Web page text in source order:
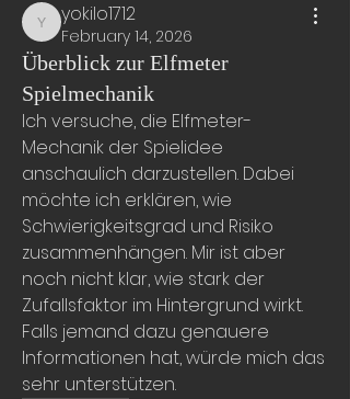
yokilo1712
yokilo1712
February 14, 2026
Überblick zur Elfmeter
Spielmechanik
Ich versuche, die Elfmeter-
Mechanik der Spielidee
anschaulich darzustellen. Dabei
möchte ich erklären, wie
Schwierigkeitsgrad und Risiko
zusammenhängen. Mir ist aber
noch nicht klar, wie stark der
Zufallsfaktor im Hintergrund wirkt.
Falls jemand dazu genauere
Informationen hat, würde mich das
sehr unterstützen.